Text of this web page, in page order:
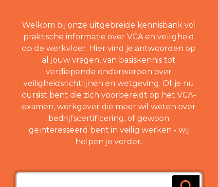
Welkom bij onze uitgebreide kennisbank vol
praktische informatie over VCA en veiligheid
op de werkvloer. Hier vind je antwoorden op
al jouw vragen, van basiskennis tot
verdiepende onderwerpen over
veiligheidsrichtlijnen en wetgeving. Of je nu
cursist bent die zich voorbereidt op het VCA-
examen, werkgever die meer wil weten over
bedrijfscertificering, of gewoon
geïnteresseerd bent in veilig werken - wij
helpen je verder.